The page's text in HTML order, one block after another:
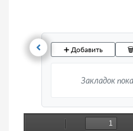
➕ Добавить
Закладок